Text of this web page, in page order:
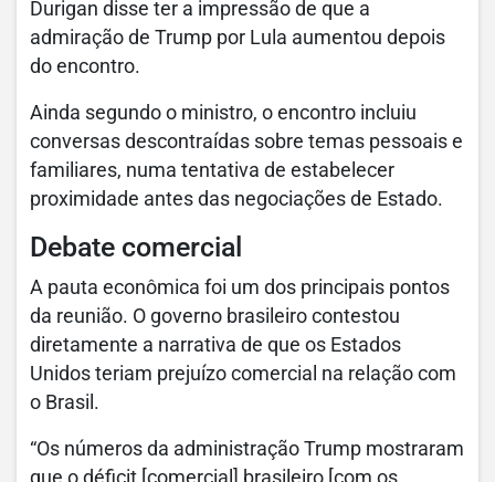
Durigan disse ter a impressão de que a
admiração de Trump por Lula aumentou depois
do encontro.
Ainda segundo o ministro, o encontro incluiu
conversas descontraídas sobre temas pessoais e
familiares, numa tentativa de estabelecer
proximidade antes das negociações de Estado.
Debate comercial
A pauta econômica foi um dos principais pontos
da reunião. O governo brasileiro contestou
diretamente a narrativa de que os Estados
Unidos teriam prejuízo comercial na relação com
o Brasil.
“Os números da administração Trump mostraram
que o déficit [comercial] brasileiro [com os